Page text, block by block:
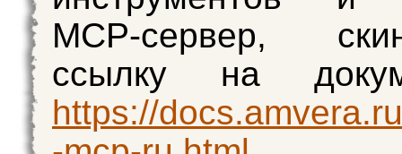
MCP-сервер,
ссылку на
https://